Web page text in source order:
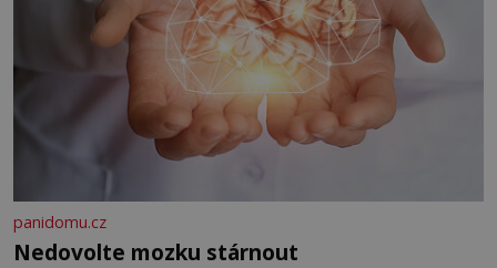
panidomu.cz
Nedovolte mozku stárnout